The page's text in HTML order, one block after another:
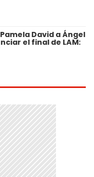
David a Ángel
el final de LAM: